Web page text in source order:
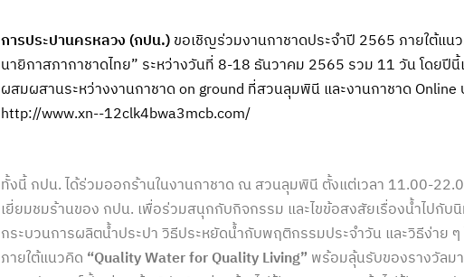
การประปานครหลวง (กปน.)ขอเชิญร่วมงานกาชาดประจำปี 2565 ภายใต้แ
นายิกาสภากาชาดไทย” ระหว่างวันที่ 8-18 ธันวาคม 2565 รวม 11 วัน โดยปี
ผสมผสานระหว่างงานกาชาด on ground ที่สวนลุมพินี และงานกาชาด
http://www.xn--12clk4bwa3mcb.com/
ทั้งนี้ กปน. ได้ร่วมออกร้านในงานกาชาด ณ สวนลุมพินี ตั้งแต่เวลา 11.00-
เยี่ยมชมร้านของ กปน. เพื่อร่วมสนุกกับกิจกรรม และไขข้อสงสัยเรื่องน้ำไปกับ
กระบวนการผลิตน้ำประปา วิธีประหยัดน้ำกับพฤติกรรมประจำวัน และวิธีง่าย
ภายใต้แนวคิด “Quality Water for Quality Living”พร้อมลุ้นรับของรางวัลม